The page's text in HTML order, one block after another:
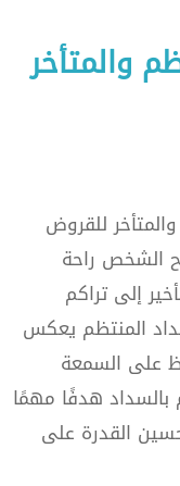
والمتأخر
للقروض
الشخص راحة
إلى تراكم
المنتظم يعكس
على السمعة
بالسداد هدفًا مهمًا
القدرة على